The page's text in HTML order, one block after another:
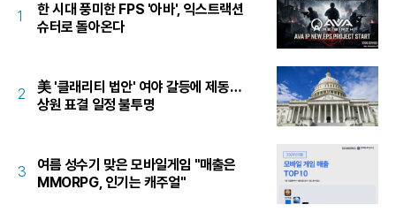
1
한 시대 풍미한 FPS '아바', 익스트랙션
슈터로 돌아온다
2
美 '클래리티 법안' 여야 갈등에 제동…
상원 표결 일정 불투명
3
여름 성수기 맞은 모바일게임 "매출은
MMORPG, 인기는 캐주얼"